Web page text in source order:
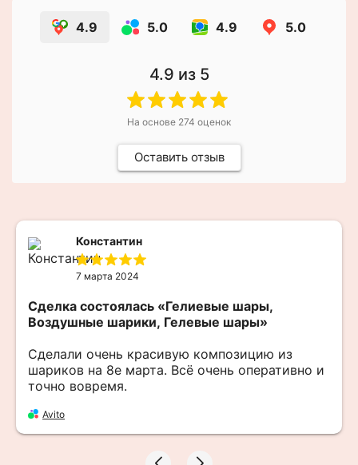
4.9 5.0 4.9 5.0
4.9 из 5
На основе 274 оценок
Оставить отзыв
Константин
7 марта 2024
Сделка состоялась «Гелиевые шары,
Воздушные шарики, Гелевые шары»
Сделали очень красивую композицию из
шариков на 8е марта. Всё очень оперативно и
точно вовремя.
Avito